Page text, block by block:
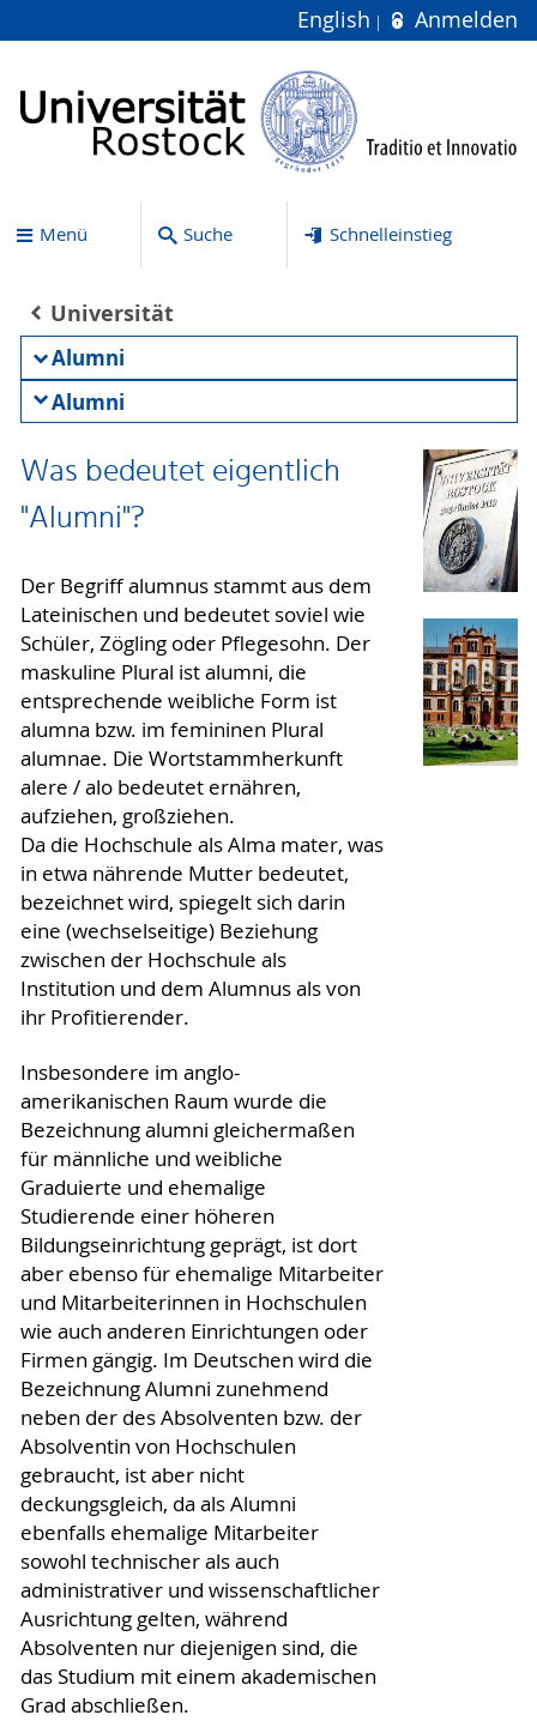
English Anmelden
Menü Suche Schnelleinstieg
Universität
Alumni
Alumni
Was bedeutet eigentlich
"Alumni"?
Der Begriff alumnus stammt aus dem
Lateinischen und bedeutet soviel wie
Schüler, Zögling oder Pflegesohn. Der
maskuline Plural ist alumni, die
entsprechende weibliche Form ist
alumna bzw. im femininen Plural
alumnae. Die Wortstammherkunft
alere / alo bedeutet ernähren,
aufziehen, großziehen.
Da die Hochschule als Alma mater, was
in etwa nährende Mutter bedeutet,
bezeichnet wird, spiegelt sich darin
eine (wechselseitige) Beziehung
zwischen der Hochschule als
Institution und dem Alumnus als von
ihr Profitierender.
Insbesondere im anglo-
amerikanischen Raum wurde die
Bezeichnung alumni gleichermaßen
für männliche und weibliche
Graduierte und ehemalige
Studierende einer höheren
Bildungseinrichtung geprägt, ist dort
aber ebenso für ehemalige Mitarbeiter
und Mitarbeiterinnen in Hochschulen
wie auch anderen Einrichtungen oder
Firmen gängig. Im Deutschen wird die
Bezeichnung Alumni zunehmend
neben der des Absolventen bzw. der
Absolventin von Hochschulen
gebraucht, ist aber nicht
deckungsgleich, da als Alumni
ebenfalls ehemalige Mitarbeiter
sowohl technischer als auch
administrativer und wissenschaftlicher
Ausrichtung gelten, während
Absolventen nur diejenigen sind, die
das Studium mit einem akademischen
Grad abschließen.